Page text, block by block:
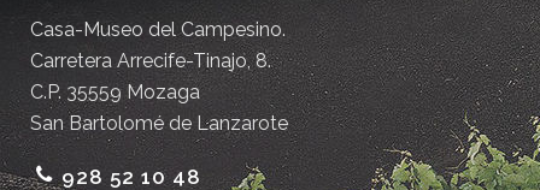
Casa-Museo del Campesino.
Carretera Arrecife-Tinajo, 8.
C.P. 35559 Mozaga
San Bartolomé de Lanzarote
928 52 10 48